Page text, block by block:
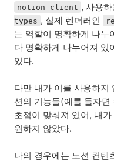
notion-client , 사용
types , 실제 렌더러인
는 역할이 명확하게 나
다 명확하게 나누어져 있
있다.
다만 내가 이를 사용하
션의 기능들(예를 들자
초점이 맞춰져 있어, 내
원하지 않았다.
나의 경우에는 노션 컨텐